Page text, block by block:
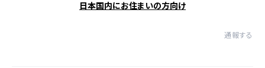
日本国内にお住まいの方向け
通報する